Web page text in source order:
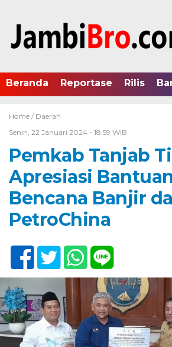
Beranda Reportase Rilis
Home / Daerah
Senin, 22 Januari 2024 - 18:59 WIB
Pemkab Tanjab
Apresiasi
Bencana Banjir
PetroChina